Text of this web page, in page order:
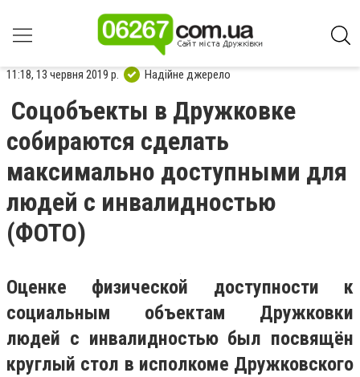
11:18, 13 червня 2019 р. Надійне джерело
Соцобъекты в Дружковке
собираются сделать
максимально доступными для
людей с инвалидностью
(ФОТО)
Оценке физической доступности к
социальным объектам Дружковки
людей с инвалидностью был посвящён
круглый стол в исполкоме Дружковского